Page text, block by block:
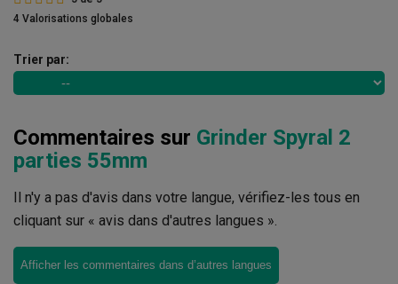
4 Valorisations globales
Trier par:
Commentaires sur Grinder Spyral 2
parties 55mm
Il n'y a pas d'avis dans votre langue, vérifiez-les tous en
cliquant sur « avis dans d'autres langues ».
Afficher les commentaires dans d’autres langues